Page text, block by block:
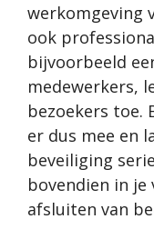
werkomgeving
ook
bijvoorbeeld
medewerkers,
bezoekers toe.
er dus mee en
beveiliging
bovendien in
afsluiten van